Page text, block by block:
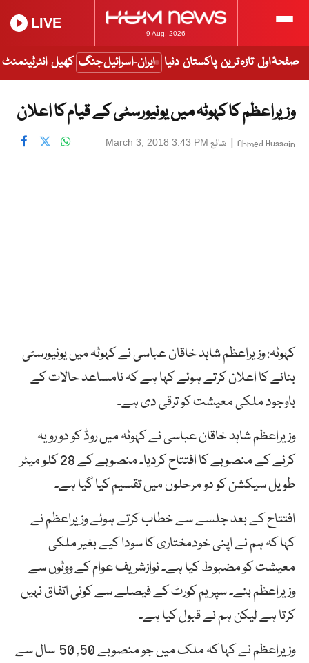
9 Aug, 2026
LIVE
صفحۂ اول تازہ ترین پاکستان دنیا ایران-اسرائیل جنگ کھیل انٹرٹینمنٹ
وزیراعظم کا کہوٹہ میں یونیورسٹی کے قیام کا اعلان
Ahmed Hussain
| شائع March 3, 2018 3:43 PM
کہوٹہ: وزیراعظم شاہد خاقان عباسی نے کہوٹہ میں یونیورسٹی
بنانے کا اعلان کرتے ہوئے کہا ہے کہ نامساعد حالات کے
باوجود ملکی معیشت کو ترقی دی ہے۔
وزیراعظم شاہد خاقان عباسی نے کہوٹہ میں روڈ کو دو رویہ
کرنے کے منصوبے کا افتتاح کردیا۔ منصوبے کے 28 کلو میٹر
طویل سیکشن کو دو مرحلوں میں تقسیم کیا گیا ہے۔
افتتاح کے بعد جلسے سے خطاب کرتے ہوئے وزیراعظم نے
کہا کہ ہم نے اپنی خودمختاری کا سودا کیے بغیر ملکی
معیشت کو مضبوط کیا ہے۔ نوازشریف عوام کے ووٹوں سے
وزیراعظم بنے۔ سپریم کورٹ کے فیصلے سے کوئی اتفاق نہیں
کرتا ہے لیکن ہم نے قبول کیا ہے۔
وزیراعظم نے کہا کہ ملک میں جو منصوبے 50, 50 سال سے